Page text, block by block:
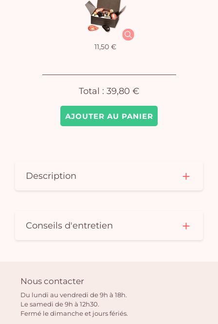
AJOUTER AU PANIER
11,50 €
Total : 39,80 €
Description
Conseils d'entretien
Nous contacter
Du lundi au vendredi de 9h à 18h.
Le samedi de 9h à 12h30.
Fermé le dimanche et jours fériés.